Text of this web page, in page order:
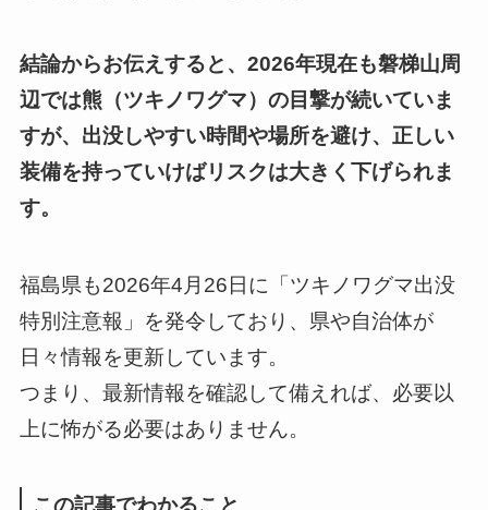
結論からお伝えすると、2026年現在も磐梯山周
辺では熊（ツキノワグマ）の目撃が続いていま
すが、出没しやすい時間や場所を避け、正しい
装備を持っていけばリスクは大きく下げられま
す。
福島県も2026年4月26日に「ツキノワグマ出没
特別注意報」を発令しており、県や自治体が
日々情報を更新しています。
つまり、最新情報を確認して備えれば、必要以
上に怖がる必要はありません。